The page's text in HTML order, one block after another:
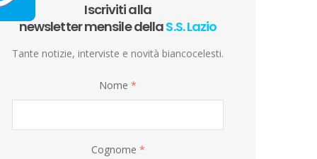
Iscriviti alla
newsletter mensile dellaS.S. Lazio
Tante notizie, interviste e novità biancocelesti.
Nome*
Cognome *